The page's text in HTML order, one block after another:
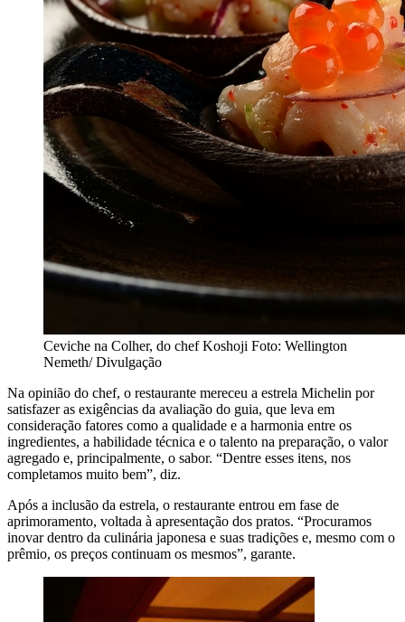
Ceviche na Colher, do chef Koshoji Foto: Wellington
Nemeth/ Divulgação
Na opinião do chef, o restaurante mereceu a estrela Michelin por
satisfazer as exigências da avaliação do guia, que leva em
consideração fatores como a qualidade e a harmonia entre os
ingredientes, a habilidade técnica e o talento na preparação, o valor
agregado e, principalmente, o sabor. “Dentre esses itens, nos
completamos muito bem”, diz.
Após a inclusão da estrela, o restaurante entrou em fase de
aprimoramento, voltada à apresentação dos pratos. “Procuramos
inovar dentro da culinária japonesa e suas tradições e, mesmo com o
prêmio, os preços continuam os mesmos”, garante.